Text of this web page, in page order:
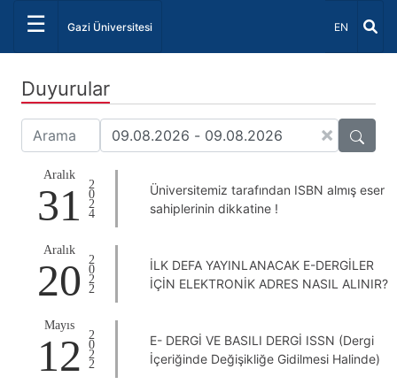
☰ Gazi Üniversitesi Dil Seçiniz
EN
Duyurular
×
Aralık
31 2024
Üniversitemiz tarafından ISBN almış eser
sahiplerinin dikkatine !
Aralık
20 2022
İLK DEFA YAYINLANACAK E-DERGİLER
İÇİN ELEKTRONİK ADRES NASIL ALINIR?
Mayıs
12 2022
E- DERGİ VE BASILI DERGİ ISSN (Dergi
İçeriğinde Değişikliğe Gidilmesi Halinde)